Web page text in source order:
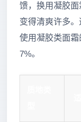
馈，换用凝胶
变得清爽许多。
使用凝胶类面
7%。